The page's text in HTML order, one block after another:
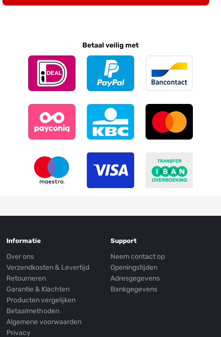
Betaal veilig met
Informatie
Over ons
Verzendkosten & Levertijd
Retourneren
Garantie & Klachten
Producten vergelijken
Betaalmethoden
Algemene voorwaarden
Privacy
Support
Neem contact op
Openingstijden
Adresgegevens
Bankgegevens